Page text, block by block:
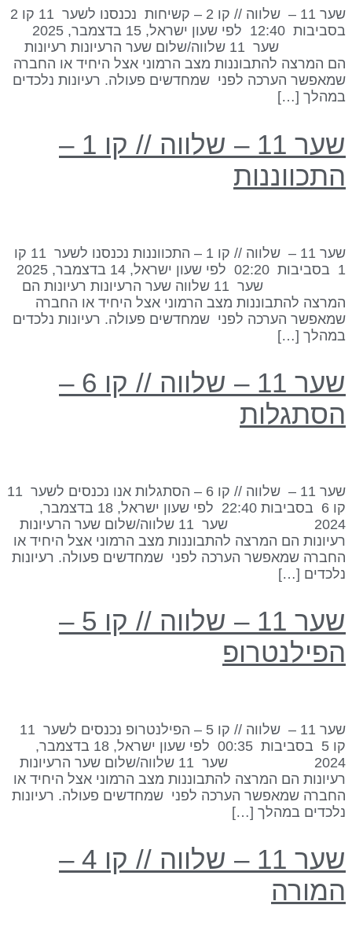
שער 11 – שלווה // קו 2 – קשיחות נכנסנו לשער 11 קו 2
בסביבות 12:40 לפי שעון ישראל, 15 בדצמבר, 2025
שער 11 שלווה/שלום שער הרעיונות רעיונות
המרצה להתבוננות מצב הרמוני אצל היחיד או החברה
הערכה לפני שמחדשים פעולה. רעיונות נלכדים
[…]
שער 11 – שלווה // קו 1 –
שער 11 – שלווה // קו 1 – התכווננות נכנסנו לשער 11 קו
1 בסביבות 02:20 לפי שעון ישראל, 14 בדצמבר, 2025
שער 11 שלווה שער הרעיונות רעיונות הם
להתבוננות מצב הרמוני אצל היחיד או החברה
הערכה לפני שמחדשים פעולה. רעיונות נלכדים
[…]
שער 11 – שלווה // קו 6 –
שער 11 – שלווה // קו 6 – הסתגלות אנו נכנסים לשער 11
קו 6 בסביבות 22:40 לפי שעון ישראל, 18 בדצמבר,
2024 שער 11 שלווה/שלום שער הרעיונות
הם המרצה להתבוננות מצב הרמוני אצל היחיד או
שמאפשר הערכה לפני שמחדשים פעולה. רעיונות
[…]
שער 11 – שלווה // קו 5 –
שער 11 – שלווה // קו 5 – הפילנטרופ נכנסים לשער 11
קו 5 בסביבות 00:35 לפי שעון ישראל, 18 בדצמבר,
2024 שער 11 שלווה/שלום שער הרעיונות
הם המרצה להתבוננות מצב הרמוני אצל היחיד או
שמאפשר הערכה לפני שמחדשים פעולה. רעיונות
במהלך […]
שער 11 – שלווה // קו 4 –